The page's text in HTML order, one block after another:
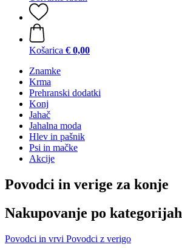
Košarica € 0,00
Znamke
Krma
Prehranski dodatki
Konj
Jahač
Jahalna moda
Hlev in pašnik
Psi in mačke
Akcije
Povodci in verige za konje
Nakupovanje po kategorijah
Povodci in vrvi Povodci z verigo